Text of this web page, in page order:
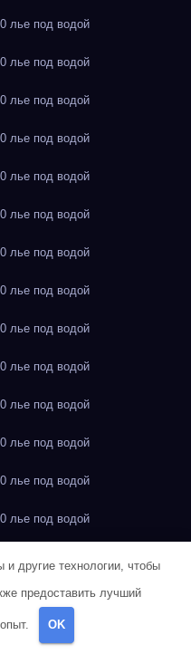
лье под водой
лье под водой
лье под водой
лье под водой
лье под водой
лье под водой
лье под водой
лье под водой
лье под водой
лье под водой
лье под водой
лье под водой
лье под водой
лье под водой
лье под водой
под водой
и другие технологии, чтобы
предоставить лучший
OK